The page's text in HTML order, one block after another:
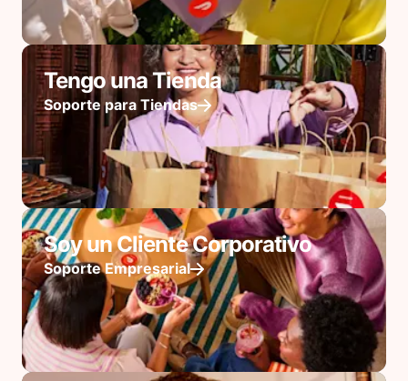
Tengo una Tienda
Soporte para Tiendas
Soy un Cliente Corporativo
Soporte Empresarial